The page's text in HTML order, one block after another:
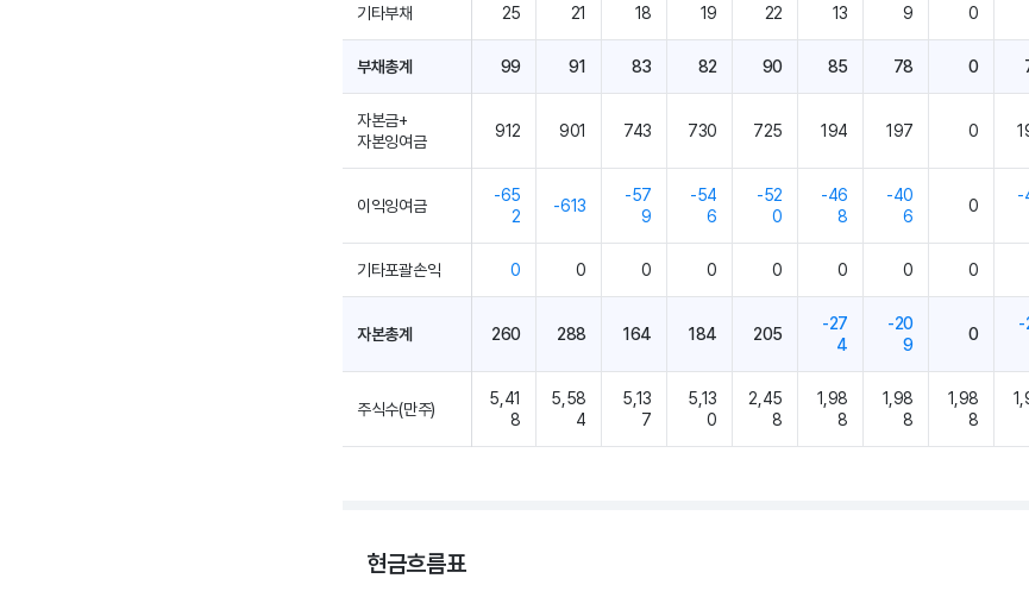
기타부채 25 21 18 19 22 13 9 0
부채총계 99 91 83 82 90 85 78 0
자본금+
자본잉여금
912 901 743 730 725 194 197 0
이익잉여금
-65
2
-613
-57
9
-54
6
-52
0
-46
8
-40
6
0
-
기타포괄손익 0 0 0 0 0 0 0 0
자본총계 260 288 164 184 205
-27
4
-20
9
0
-
주식수(만주)
5,41
8
5,58
4
5,13
7
5,13
0
2,45
8
1,98
8
1,98
8
1,98
8
현금흐름표